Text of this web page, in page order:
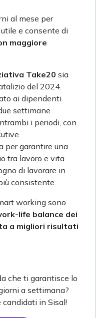
al mese per
e consente di
maggiore
Take20 sia
del 2024.
ai dipendenti
settimane
i periodi, con
per garantire una
tra lavoro e vita
di lavorare in
consistente.
working sono
life balance dei
a migliori risultati
che ti garantisce lo
a settimana?
in Sisal!